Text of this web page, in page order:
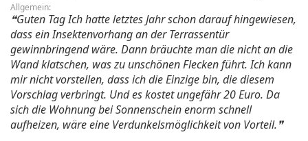
Allgemein:
Guten Tag Ich hatte letztes Jahr schon darauf hingewiesen,
dass ein Insektenvorhang an der Terrassentür
gewinnbringend wäre. Dann bräuchte man die nicht an die
Wand klatschen, was zu unschönen Flecken führt. Ich kann
mir nicht vorstellen, dass ich die Einzige bin, die diesem
Vorschlag verbringt. Und es kostet ungefähr 20 Euro. Da
sich die Wohnung bei Sonnenschein enorm schnell
aufheizen, wäre eine Verdunkelsmöglichkeit von Vorteil.